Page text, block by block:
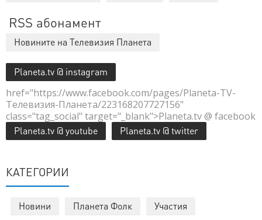
RSS абонамент
Новините на Телевизия Планета
Planeta.tv @ instagram
href="https://www.facebook.com/pages/Planeta-TV-
Телевизия-Планета/223168207727156"
class="tag_social" target="_blank">Planeta.tv @ facebook
Planeta.tv @ youtube Planeta.tv @ twitter
КАТЕГОРИИ
Новини Планета Фолк
Участия